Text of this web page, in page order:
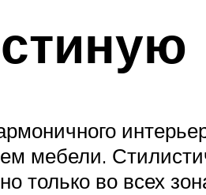
мебели.
только во всех